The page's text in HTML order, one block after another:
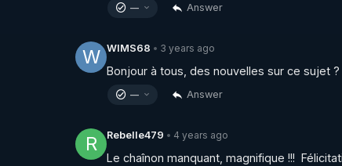
— Answer
W WIMS68 • 3 years ago
Bonjour à tous, des nouvelles sur ce sujet ?
— Answer
R Rebelle479 • 4 years ago
Le chaînon manquant, magnifique !!!